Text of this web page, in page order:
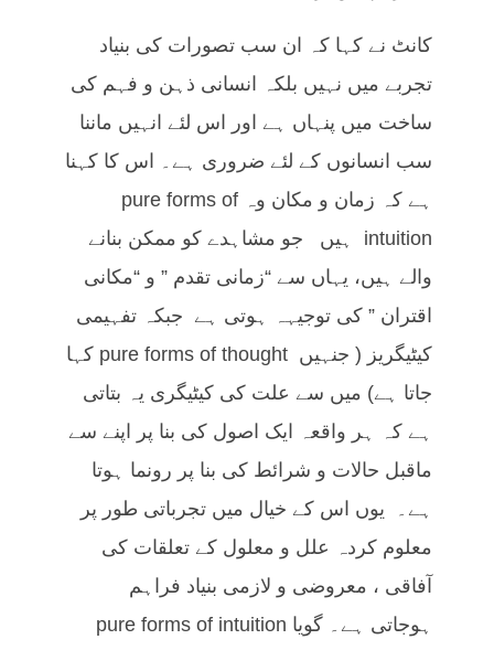
کانٹ نے کہا کہ ان سب تصورات کی بنیاد
تجربے میں نہیں بلکہ انسانی ذہن و فہم کی
ساخت میں پنہاں ہے اور اس لئے انہیں ماننا
سب انسانوں کے لئے ضروری ہے۔ اس کا کہنا
ہے کہ زمان و مکان وہ pure forms of
intuition ہیں جو مشاہدے کو ممکن بنانے
والے ہیں، یہاں سے “زمانی تقدم ” و “مکانی
اقتران ” کی توجیہہ ہوتی ہے جبکہ تفہیمی
کیٹیگریز ( جنہیں pure forms of thought کہا
جاتا ہے) میں سے علت کی کیٹیگری یہ بتاتی
ہے کہ ہر واقعہ ایک اصول کی بنا پر اپنے سے
ماقبل حالات و شرائط کی بنا پر رونما ہوتا
ہے۔ یوں اس کے خیال میں تجرباتی طور پر
معلوم کردہ علل و معلول کے تعلقات کی
آفاقی ، معروضی و لازمی بنیاد فراہم
ہوجاتی ہے۔ گویا pure forms of intuition